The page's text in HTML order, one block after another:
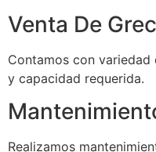
Venta De
Contamos con variedad
y capacidad requerida.
Realizamos